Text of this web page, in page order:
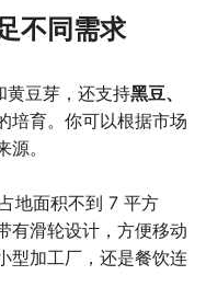
不同需求
豆芽，还支持黑豆、
培育。你可以根据市场
。
占地面积不到 7 平方
有滑轮设计，方便移动
型加工厂，还是餐饮连